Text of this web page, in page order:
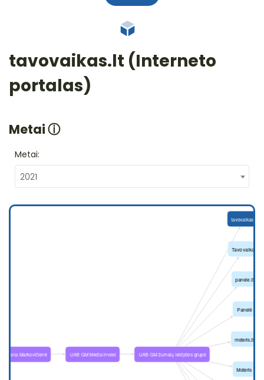
tavovaikas.lt (Interneto
portalas)
Metaiⓘ
Metai:
2021